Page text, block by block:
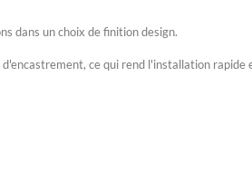
dans un choix de finition design.
ce qui rend l'installation rapide